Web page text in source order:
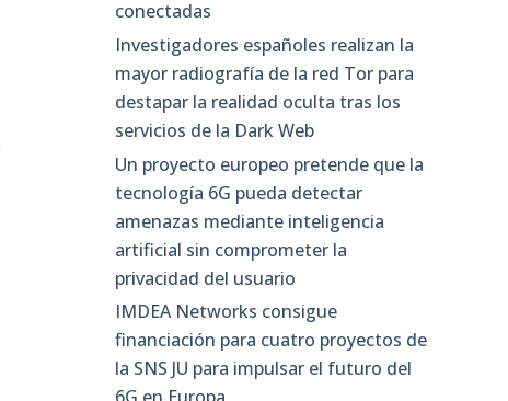
conectadas
Investigadores españoles realizan la
mayor radiografía de la red Tor para
destapar la realidad oculta tras los
servicios de la Dark Web
Un proyecto europeo pretende que la
tecnología 6G pueda detectar
amenazas mediante inteligencia
artificial sin comprometer la
privacidad del usuario
IMDEA Networks consigue
financiación para cuatro proyectos de
la SNS JU para impulsar el futuro del